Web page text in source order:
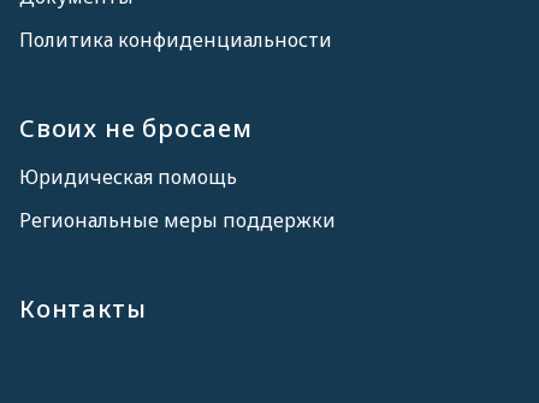
Политика конфиденциальности
Своих не бросаем
Юридическая помощь
Региональные меры поддержки
Контакты